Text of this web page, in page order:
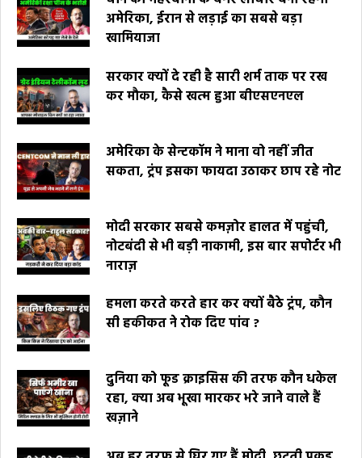
अमेरिका, ईरान से लड़ाई का सबसे बड़ा
खामियाजा
सरकार क्यों दे रही है सारी शर्म ताक पर रख
कर मौका, कैसे खत्म हुआ बीएसएनएल
अमेरिका के सेन्टकॉम ने माना वो नहीं जीत
सकता, ट्रंप इसका फायदा उठाकर छाप रहे नोट
मोदी सरकार सबसे कमज़ोर हालत में पहुंची,
नोटबंदी से भी बड़ी नाकामी, इस बार सपोर्टर भी
नाराज़
हमला करते करते हार कर क्यों बैठे ट्रंप, कौन
सी हकीकत ने रोक दिए पांव ?
दुनिया को फूड क्राइसिस की तरफ कौन धकेल
रहा, क्या अब भूखा मारकर भरे जाने वाले हैं
खज़ाने